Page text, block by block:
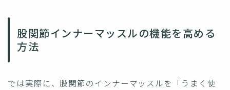
股関節インナーマッスルの機能を高める
方法
では実際に、股関節のインナーマッスルを「うまく使